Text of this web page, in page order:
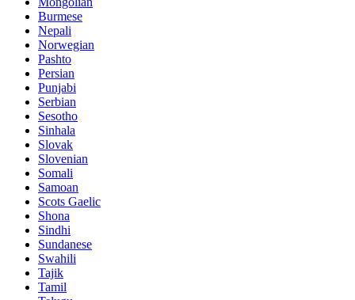
Burmese
Nepali
Norwegian
Pashto
Persian
Punjabi
Serbian
Sesotho
Sinhala
Slovak
Slovenian
Somali
Samoan
Scots Gaelic
Shona
Sindhi
Sundanese
Swahili
Tajik
Tamil